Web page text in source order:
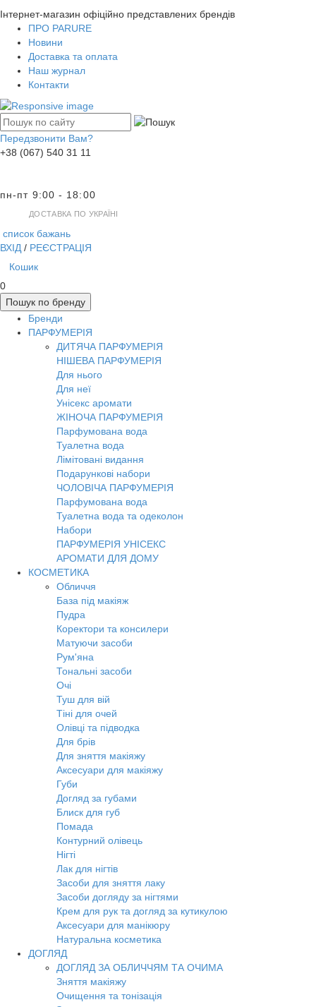
Інтернет-магазин офіційно представлених брендів
ПРО PARURE
Новини
Доставка та оплата
Наш журнал
Контакти
Передзвонити Вам?
+38 (067) 540 31 11
пн-пт 9:00 - 18:00
ДОСТАВКА ПО УКРАЇНІ
список бажань
ВХІД / РЕЄСТРАЦІЯ
Кошик
0
Пошук по бренду
Бренди
ПАРФУМЕРІЯ
ДИТЯЧА ПАРФУМЕРІЯ
НІШЕВА ПАРФУМЕРІЯ
Для нього
Для неї
Унісекс аромати
ЖІНОЧА ПАРФУМЕРІЯ
Парфумована вода
Туалетна вода
Лімітовані видання
Подарункові набори
ЧОЛОВІЧА ПАРФУМЕРІЯ
Парфумована вода
Туалетна вода та одеколон
Набори
ПАРФУМЕРІЯ УНІСЕКС
АРОМАТИ ДЛЯ ДОМУ
КОСМЕТИКА
Обличчя
База під макіяж
Пудра
Коректори та консилери
Матуючи засоби
Рум'яна
Тональні засоби
Очі
Туш для вій
Тіні для очей
Олівці та підводка
Для брів
Для зняття макіяжу
Аксесуари для макіяжу
Губи
Догляд за губами
Блиск для губ
Помада
Контурний олівець
Нігті
Лак для нігтів
Засоби для зняття лаку
Засоби догляду за нігтями
Крем для рук та догляд за кутикулою
Аксесуари для манікюру
Натуральна косметика
ДОГЛЯД
ДОГЛЯД ЗА ОБЛИЧЧЯМ ТА ОЧИМА
Зняття макіяжу
Очищення та тонізація